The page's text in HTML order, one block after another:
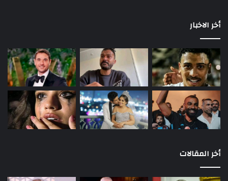
أخر الاخبار
أخر المقالات